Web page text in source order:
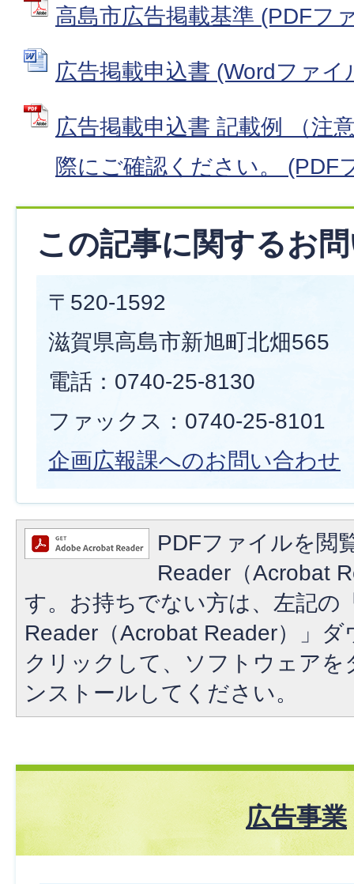
高島市広告掲載基準 (PDFフ
広告掲載申込書 (Wordファイ
広告掲載申込書 記載例 （注
際にご確認ください。 (PDF
この記事に関するお
〒520-1592
滋賀県高島市新旭町北畑565
電話：0740-25-8130
ファックス：0740-25-8101
企画広報課へのお問い合わせ
PDFファイルを閲
Reader（Acrobat
す。お持ちでない方は、左記の
Reader（Acrobat Reader）」
クリックして、ソフトウェア
ンストールしてください。
広告事業